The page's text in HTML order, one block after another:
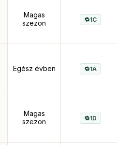
Magas
szezon
1C
Egész évben 1A
Magas
szezon
1D